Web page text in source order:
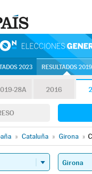
2023 RESULTADOS 2019
28A 2016
» Cataluña » Girona »